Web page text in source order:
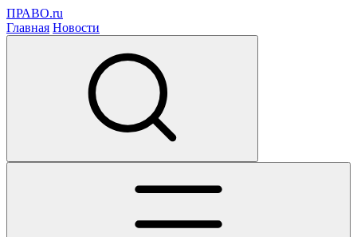
ПРАВО.ru
Главная Новости